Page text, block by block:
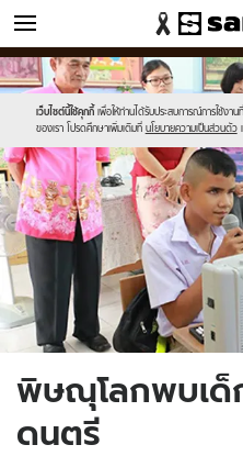
ข่าว
เว็บไซต์นี้ใช้คุกกี้ เพื่อให้ท่านได้รับประสบการณ์การใช้งา
ของเรา โปรดศึกษาเพิ่มเติมที่ นโยบายความเป็นส่วนตัว
Sanook
//s.isanook.com/sr/0/images/
new-
sanook.png
600
60
//s.isanook.com/ns/0/ud/373/
01.jpg
พิษณุโลกพบเด็
ดนตรี